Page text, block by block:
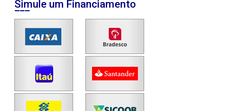
Simule um Financiamento